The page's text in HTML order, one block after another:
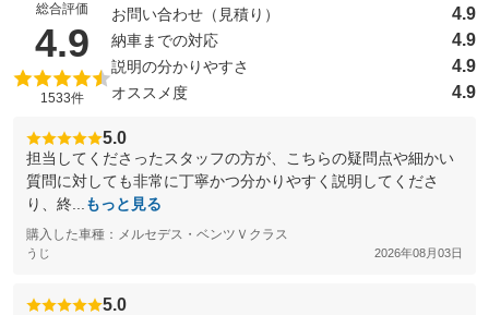
総合評価
4.9 （5点満点中）
1533件
お問い合わせ（見積り） 4.9
納車までの対応 4.9
説明の分かりやすさ 4.9
オススメ度 4.9
5.0
担当してくださったスタッフの方が、こちらの疑問点や細かい
質問に対しても非常に丁寧かつ分かりやすく説明してくださ
り、終...
もっと見る
購入した車種：メルセデス・ベンツＶクラス
うじ 2026年08月03日
5.0